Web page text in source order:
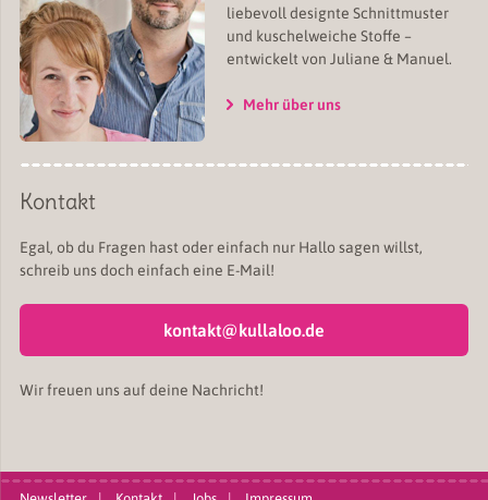
liebevoll designte Schnittmuster
und kuschelweiche Stoffe –
entwickelt von Juliane & Manuel.
Mehr über uns
Kontakt
Egal, ob du Fragen hast oder einfach nur Hallo sagen willst,
schreib uns doch einfach eine E-Mail!
kontakt@kullaloo.de
Wir freuen uns auf deine Nachricht!